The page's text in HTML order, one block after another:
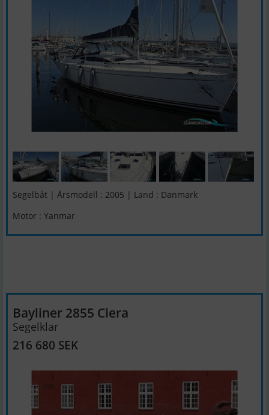
Segelbåt | Årsmodell : 2005 | Land : Danmark
Motor : Yanmar
Bayliner 2855 Ciera
Segelklar
216 680 SEK